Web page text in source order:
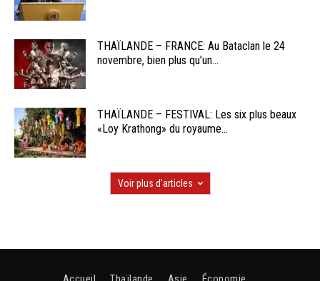
THAÏLANDE – FRANCE: Au Bataclan le 24
novembre, bien plus qu’un...
THAÏLANDE – FESTIVAL: Les six plus beaux
«Loy Krathong» du royaume...
Voir plus d'articles